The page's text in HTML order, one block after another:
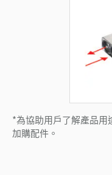
*為協助用戶了解產品用
加購配件。